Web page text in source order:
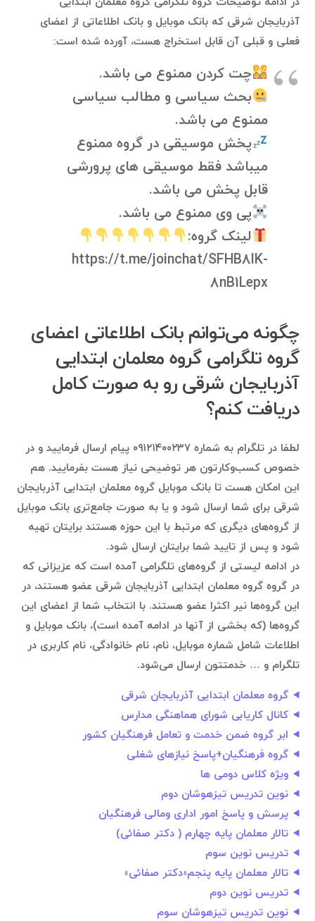
آذربایجان شرقی که بانک موبایل و بانک اطلاعاتی از اعضای
فعلی و قبلی آن قابل استخراج هست، آورده شده است:
چت کردن ممنوع می باشد.
بحث سیاسی و مطالب سیاسی
ممنوع می باشد.
پخش موسیقی در گروه ممنوع
میباشد فقط موسیقی های پرورشی
قابل پخش می باشد.
پی وی ممنوع می باشد.
لینک گروه:
https://t.me/joinchat/SFHB8lK-
8nB1Lepx
چگونه می‌توانم بانک اطلاعاتی اعضای
گروه تلگرامی گروه معلمان ابتدایی
آذربایجان شرقی رو به صورت کامل
دریافت کنم؟
لطفا در تلگرام به شماره ۰۹۱۲۱۴۰۰۲۳۷ پیام ارسال فرمایید و در
خصوص کسب‌وکارتون هر توضیحی نیاز هست بفرمایید. هم
این امکان هست تا بانک موبایل گروه معلمان ابتدایی آذربایجان
شرقی برای شما ارسال شود و یا به صورت جامع‌تری بانک موبایل
از گروه‌های دیگری که مرتبط با این حوزه هستند برایتان تهیه
شود و پس از تایید شما برایتان ارسال شود.
در ادامه لیستی از گروه‌های تلگرامی آمده است که عزیزانی که
در گروه گروه معلمان ابتدایی آذربایجان شرقی عضو هستند، در
این گروه‌ها نیر اکثرا عضو هستند. با انتخاب شما از اعضای این
گروه‌ها (که بخشی از آنها در ادامه آمده است)، بانک موبایل و
اطلاعات شامل شماره موبایل، نام، نام خانوادگی، نام کاربری در
تلگرام و … خدمتتون ارسال می‌شود.
گروه معلمان ابتدایی آذربایجان شرقی
کانال کاریابی شورای هماهنگی مدارس
ابر گروه ضمن خدمت و تعامل فرهنگیان کشور
گروه فرهنگیان+پاسخ نیازهای شغلی
ویژه کلاس دومی ها
نوین تدریس تیزهوشان دوم
پرسش و پاسخ امور اداری ومالی فرهنگیان
تالار معلمان پایه چهارم ( دکتر صفائی)
تدریس نوین سوم
تالار معلمان پایه پنجم«دکتر صفائی»
تدریس نوین دوم
نوین تدریس تیزهوشان سوم